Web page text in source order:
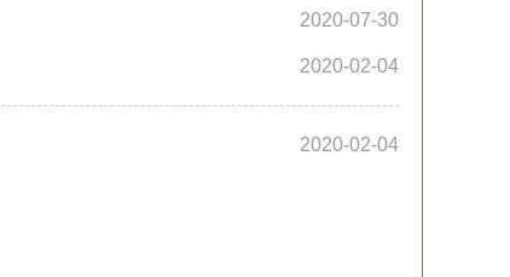
2020-07-30
2020-02-04
2020-02-04